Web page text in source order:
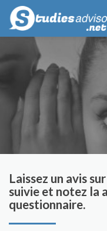
Laissez un avis
suivie et notez la
questionnaire.